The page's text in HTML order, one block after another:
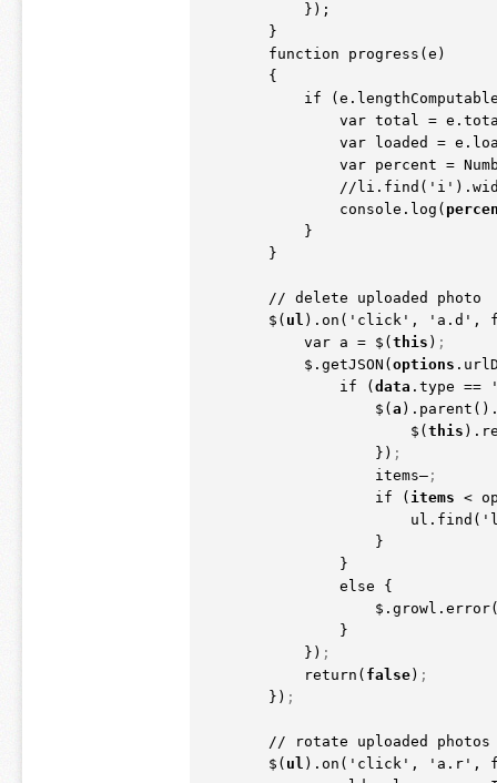
var
                //li.find
( 'i')
                console.log
(
        $
( ul ) .on ( 'click', 'a.d',
            var a = $
(this ) ;
            $.getJSON
(options
                if
(data .type ==
                    $
(a ) .parent ( )
                        $
(this )
                    })
;
                    items–
;
                    if
( items <
                        ul.find
(
                    $.growl.error
            })
;
            return
( false) ;
        })
;
        $
( ul ) .on ( 'click', 'a.r',